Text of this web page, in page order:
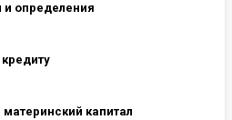
определения
материнский капитал